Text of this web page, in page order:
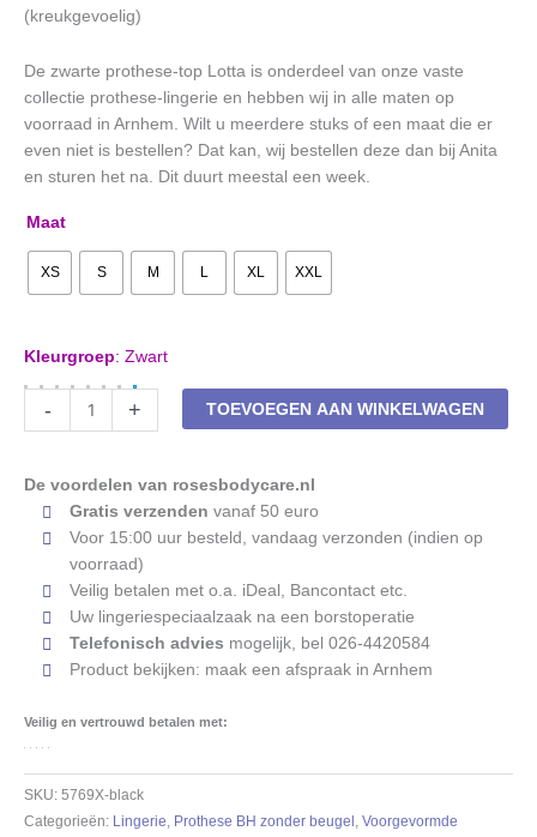
(kreukgevoelig)
De zwarte prothese-top Lotta is onderdeel van onze vaste
collectie prothese-lingerie en hebben wij in alle maten op
voorraad in Arnhem. Wilt u meerdere stuks of een maat die er
even niet is bestellen? Dat kan, wij bestellen deze dan bij Anita
en sturen het na. Dit duurt meestal een week.
Maat
XS S M L XL XXL
Kleurgroep: Zwart
-
Naadloze
prothese-
Anita
Lotta
5769
aantal
+ TOEVOEGEN AAN WINKELWAGEN
De voordelen van rosesbodycare.nl
Gratis verzenden vanaf 50 euro
Voor 15:00 uur besteld, vandaag verzonden (indien op
voorraad)
Veilig betalen met o.a. iDeal, Bancontact etc.
Uw lingeriespeciaalzaak na een borstoperatie
Telefonisch advies mogelijk, bel 026-4420584
Product bekijken: maak een afspraak in Arnhem
Veilig en vertrouwd betalen met:
SKU: 5769X-black
Categorieën: Lingerie Prothese BH zonder beugel Voorgevormde